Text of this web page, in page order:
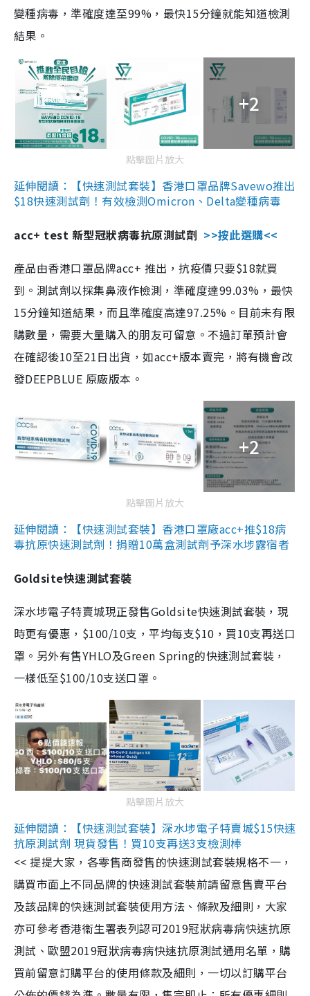
變種病毒，準確度達至99%，最快15分鐘就能知道檢測
結果。
+2
點擊圖片放大
延伸閱讀：【快速測試套裝】香港口罩品牌Savewo推出
$18快速測試劑！有效檢測Omicron、Delta變種病毒
acc+ test 新型冠狀病毒抗原測試劑 >>按此選購<<
產品由香港口罩品牌acc+ 推出，抗疫價只要$18就買
到。測試劑以採集鼻液作檢測，準確度達99.03%，最快
15分鐘知道結果，而且準確度高達97.25%。目前未有限
購數量，需要大量購入的朋友可留意。不過訂單預計會
在確認後10至21日出貨，如acc+版本賣完，將有機會改
發DEEPBLUE 原廠版本。
+2
點擊圖片放大
延伸閱讀：【快速測試套裝】香港口罩廠acc+推$18病
毒抗原快速測試劑！捐贈10萬盒測試劑予深水埗露宿者
Goldsite快速測試套裝
深水埗電子特賣城現正發售Goldsite快速測試套裝，現
時更有優惠，$100/10支，平均每支$10，買10支再送口
罩。另外有售YHLO及Green Spring的快速測試套裝，
一樣低至$100/10支送口罩。
點擊圖片放大
延伸閱讀：【快速測試套裝】深水埗電子特賣城$15快速
抗原測試劑 現貨發售！買10支再送3支檢測棒
<< 提提大家，各零售商發售的快速測試套裝規格不一，
購買市面上不同品牌的快速測試套裝前請留意售賣平台
及該品牌的快速測試套裝使用方法、條款及細則，大家
亦可參考香港衞生署表列認可2019冠狀病毒病快速抗原
測試、歐盟2019冠狀病毒病快速抗原測試通用名單，購
買前留意訂購平台的使用條款及細則，一切以訂購平台